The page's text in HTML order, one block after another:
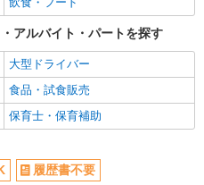
アルバイト・パートを探す
大型ドライバー
食品・試食販売
保育士・保育補助
履歴書不要